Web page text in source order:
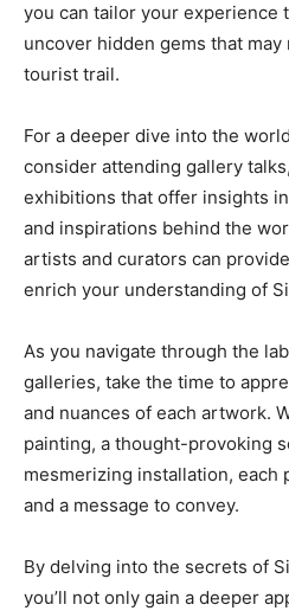
you can‍ tailor⁤ your experience‍
uncover hidden ⁤gems that
tourist ⁢trail.
For a ⁢deeper dive ​into the
consider attending gallery
exhibitions that ​offer insights
and inspirations behind the
artists and curators can
enrich your⁣ understanding of
As you navigate through ‌the
galleries, take the time⁣ to
and nuances of each artwork.
painting, ​a thought-provoking
mesmerizing installation,⁣ each
and a message to ‍convey.
By⁤ delving into the secrets of
‍you’ll not only⁤ gain a ⁤deeper